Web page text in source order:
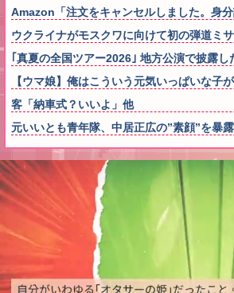
Amazon「注文をキャンセルしました。身
ウクライナがモスクワに向けて初の弾道ミ
｢真夏の全国ツアー2026｣ 地方公演で披露
【ウマ娘】俺はこういう元気いっぱいな子
客「納車式？いいよ」他
元いいとも青年隊、中居正広の”素顔”を暴